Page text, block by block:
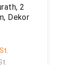
2
Dekor